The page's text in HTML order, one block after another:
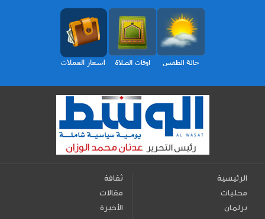
الرئيسية
محليات
برلمان
ثقافة
مقالات
الأخيرة